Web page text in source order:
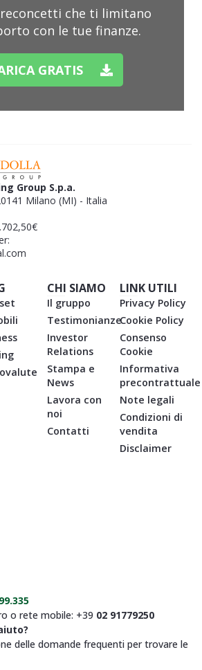
che ti limitano
con le tue finanze.
GRATIS
Group S.p.a.
Milano (MI) - Italia
CHI SIAMO
Il gruppo
Testimonianze
Investor
Relations
Stampa e
News
Lavora con
noi
Contatti
LINK UTILI
Privacy Policy
Cookie Policy
Consenso
Cookie
Informativa
precontrattuale
Note legali
Condizioni di
vendita
Disclaimer
o rete mobile: +39 02 91779250
delle domande frequenti per trovare le